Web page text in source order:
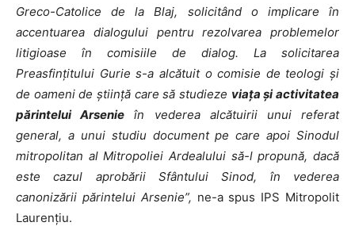
Greco-Catolice de la Blaj, solicitând o implicare în
accentuarea dialogului pentru rezolvarea problemelor
litigioase în comisiile de dialog. La solicitarea
Preasfinţitului Gurie s-a alcătuit o comisie de teologi şi
de oameni de ştiinţă care să studieze viaţa şi activitatea
părintelui Arsenie în vederea alcătuirii unui referat
general, a unui studiu document pe care apoi Sinodul
mitropolitan al Mitropoliei Ardealului să-l propună, dacă
este cazul aprobării Sfântului Sinod, în vederea
canonizării părintelui Arsenie”, ne-a spus IPS Mitropolit
Laurenţiu.